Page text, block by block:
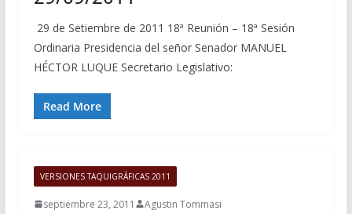
29 de Setiembre de 2011 18ª Reunión – 18ª Sesión
Ordinaria Presidencia del señor Senador MANUEL
HÉCTOR LUQUE Secretario Legislativo:
Read More
VERSIONES TAQUIGRÁFICAS 2011
septiembre 23, 2011 Agustin Tommasi